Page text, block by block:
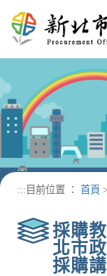
::: 目前位置 ： 首頁 >
採購
北市
採購